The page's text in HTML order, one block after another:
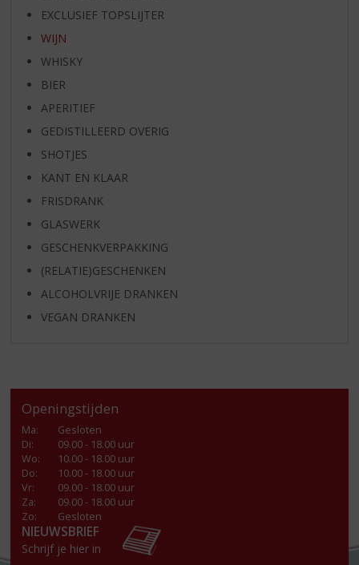
EXCLUSIEF TOPSLIJTER
WIJN
WHISKY
BIER
APERITIEF
GEDISTILLEERD OVERIG
SHOTJES
KANT EN KLAAR
FRISDRANK
GLASWERK
GESCHENKVERPAKKING
(RELATIE)GESCHENKEN
ALCOHOLVRIJE DRANKEN
VEGAN DRANKEN
Openingstijden
Ma:
Gesloten
Di:
09.00 - 18.00 uur
Wo:
10.00 - 18.00 uur
Do:
10.00 - 18.00 uur
Vr:
09.00 - 18.00 uur
Za:
09.00 - 18.00 uur
Zo:
Gesloten
NIEUWSBRIEF
Schrijf je hier in